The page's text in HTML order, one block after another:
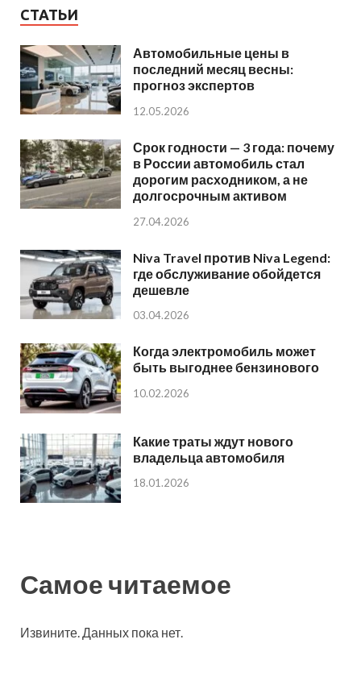
СТАТЬИ
Автомобильные цены в
последний месяц весны:
прогноз экспертов
12.05.2026
Срок годности — 3 года: почему
в России автомобиль стал
дорогим расходником, а не
долгосрочным активом
27.04.2026
Niva Travel против Niva Legend:
где обслуживание обойдется
дешевле
03.04.2026
Когда электромобиль может
быть выгоднее бензинового
10.02.2026
Какие траты ждут нового
владельца автомобиля
18.01.2026
Самое читаемое
Извините. Данных пока нет.